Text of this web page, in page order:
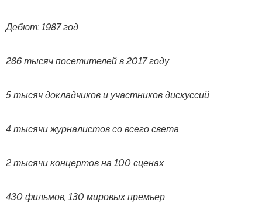
Дебют: 1987 год
286 тысяч посетителей в 2017 году
5 тысяч докладчиков и участников дискуссий
4 тысячи журналистов со всего света
2 тысячи концертов на 100 сценах
430 фильмов, 130 мировых премьер